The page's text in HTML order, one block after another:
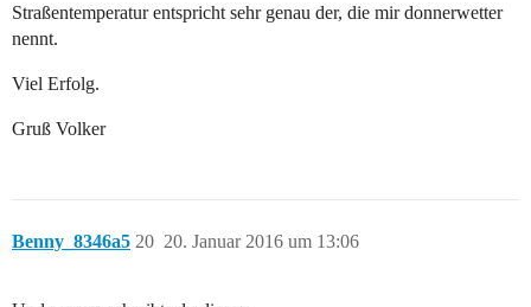
Straßentemperatur entspricht sehr genau der, die mir donnerwetter
nennt.
Viel Erfolg.
Gruß Volker
Benny_8346a5 20. Januar 2016 um 13:06
20